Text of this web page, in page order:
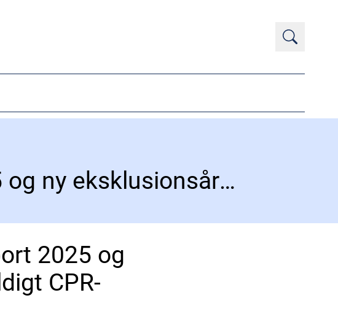
Indberetningsfrist til årsrapport 2025 og ny eksklusionsårsag for ugyldigt CPR-nummer
2025 og
CPR-